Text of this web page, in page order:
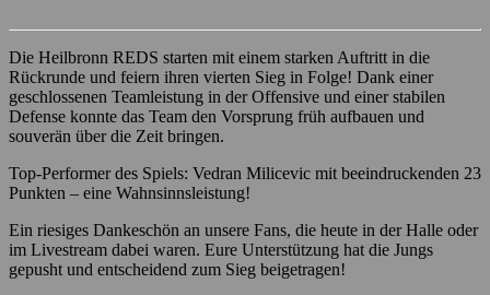
Die Heilbronn REDS starten mit einem starken Auftritt in die
Rückrunde und feiern ihren vierten Sieg in Folge! Dank einer
geschlossenen Teamleistung in der Offensive und einer stabilen
Defense konnte das Team den Vorsprung früh aufbauen und
souverän über die Zeit bringen.
Top-Performer des Spiels: Vedran Milicevic mit beeindruckenden 23
Punkten – eine Wahnsinnsleistung!
Ein riesiges Dankeschön an unsere Fans, die heute in der Halle oder
im Livestream dabei waren. Eure Unterstützung hat die Jungs
gepusht und entscheidend zum Sieg beigetragen!